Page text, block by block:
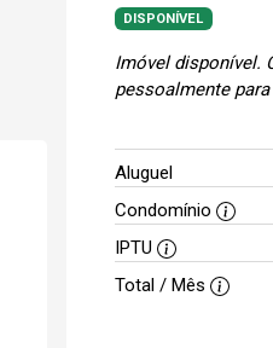
DISPONÍVEL
Imóvel disponível.
pessoalmente
Aluguel
Condomínio
IPTU
Total / Mês